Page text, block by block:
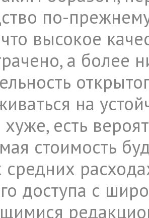
по-
высокое
а более
на
есть
стоимость
средних
доступа с